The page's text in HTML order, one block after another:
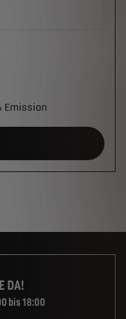
Emission
DA!
bis 18:00